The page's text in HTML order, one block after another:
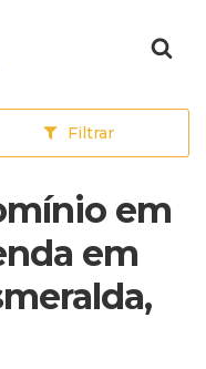
Filtrar
em
em